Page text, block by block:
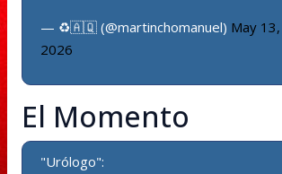
— ♻️🇦🇶 (@martinchomanuel) May 13,
2026
El Momento
"Urólogo":